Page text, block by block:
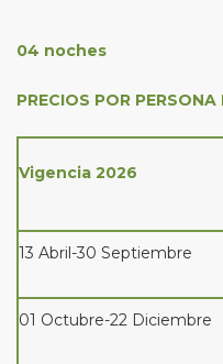
04 noches
PRECIOS POR PERSONA
Vigencia 2026
13 Abril-30 Septiembre
01 Octubre-22 Diciembre